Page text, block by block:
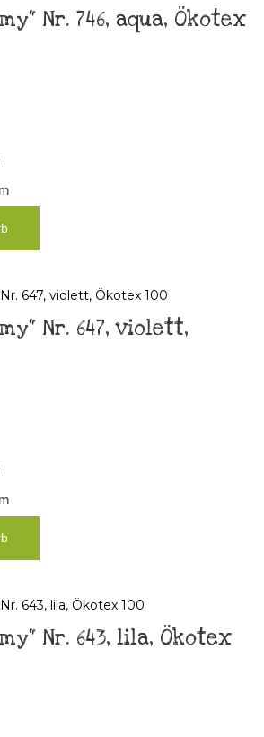
Nr. 746, aqua, Ökotex
m
Nr. 647, violett,
m
Nr. 643, lila, Ökotex